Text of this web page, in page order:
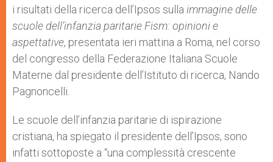
i risultati della ricerca dell’Ipsos sulla immagine delle
scuole dell’infanzia paritarie Fism: opinioni e
aspettative, presentata ieri mattina a Roma, nel corso
del congresso della Federazione Italiana Scuole
Materne dal presidente dell’Istituto di ricerca, Nando
Pagnoncelli.
Le scuole dell’infanzia paritarie di ispirazione
cristiana, ha spiegato il presidente dell’Ipsos, sono
infatti sottoposte a “una complessità crescente